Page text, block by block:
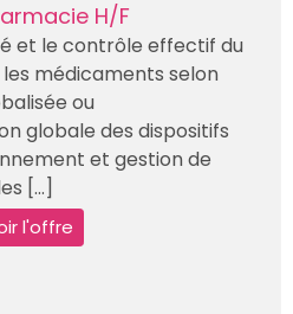
H/F
et le contrôle effectif du
médicaments selon
ou
globale des dispositifs
et gestion de
[...]
l'offre